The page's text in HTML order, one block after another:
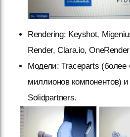
Rendering: Keyshot,
Render, Clara.io, OneRender
Модели: Traceparts (более
миллионов компонентов) и
Solidpartners.